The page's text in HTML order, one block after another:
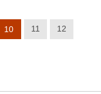
10 11 12